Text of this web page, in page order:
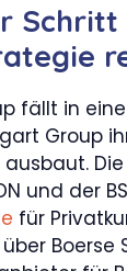
fällt in
Group
und der
für